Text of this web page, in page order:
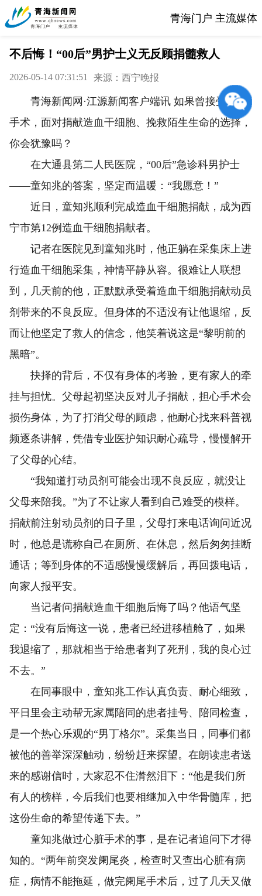
青海门户 主流媒体
不后悔！“00后”男护士义无反顾捐髓救人
2026-05-14 07:31:51 来源：西宁晚报
青海新闻网·江源新闻客户端讯 如果曾接受心脏
手术，面对捐献造血干细胞、挽救陌生生命的选择，
你会犹豫吗？
在大通县第二人民医院，“00后”急诊科男护士
——童知兆的答案，坚定而温暖：“我愿意！”
近日，童知兆顺利完成造血干细胞捐献，成为西
宁市第12例造血干细胞捐献者。
记者在医院见到童知兆时，他正躺在采集床上进
行造血干细胞采集，神情平静从容。很难让人联想
到，几天前的他，正默默承受着造血干细胞捐献动员
剂带来的不良反应。但身体的不适没有让他退缩，反
而让他坚定了救人的信念，他笑着说这是“黎明前的
黑暗”。
抉择的背后，不仅有身体的考验，更有家人的牵
挂与担忧。父母起初坚决反对儿子捐献，担心手术会
损伤身体，为了打消父母的顾虑，他耐心找来科普视
频逐条讲解，凭借专业医护知识耐心疏导，慢慢解开
了父母的心结。
“我知道打动员剂可能会出现不良反应，就没让
父母来陪我。”为了不让家人看到自己难受的模样。
捐献前注射动员剂的日子里，父母打来电话询问近况
时，他总是谎称自己在厕所、在休息，然后匆匆挂断
通话；等到身体的不适感慢慢缓解后，再回拨电话，
向家人报平安。
当记者问捐献造血干细胞后悔了吗？他语气坚
定：“没有后悔这一说，患者已经进移植舱了，如果
我退缩了，那就相当于给患者判了死刑，我的良心过
不去。”
在同事眼中，童知兆工作认真负责、耐心细致，
平日里会主动帮无家属陪同的患者挂号、陪同检查，
是一个热心乐观的“男丁格尔”。采集当日，同事们都
被他的善举深深触动，纷纷赶来探望。在朗读患者送
来的感谢信时，大家忍不住潸然泪下：“他是我们所
有人的榜样，今后我们也要相继加入中华骨髓库，把
这份生命的希望传递下去。”
童知兆做过心脏手术的事，是在记者追问下才得
知的。“两年前突发阑尾炎，检查时又查出心脏有病
症，病情不能拖延，做完阑尾手术后，过了几天又做